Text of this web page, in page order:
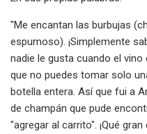
"Me encantan las burbujas
espumoso). ¡Simplemente
nadie le gusta cuando el
que no puedes tomar solo
botella entera. Así que fui a
de champán que pude
"agregar al carrito". ¡Qué